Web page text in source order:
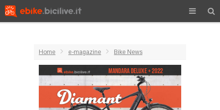
Home e-magazine Bike News